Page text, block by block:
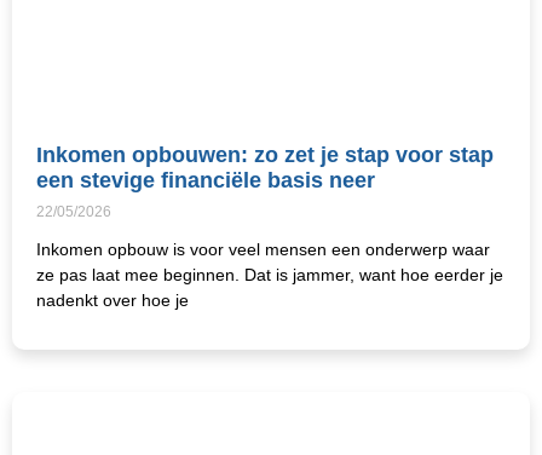
Inkomen opbouwen: zo zet je stap voor stap
een stevige financiële basis neer
22/05/2026
Inkomen opbouw is voor veel mensen een onderwerp waar
ze pas laat mee beginnen. Dat is jammer, want hoe eerder je
nadenkt over hoe je